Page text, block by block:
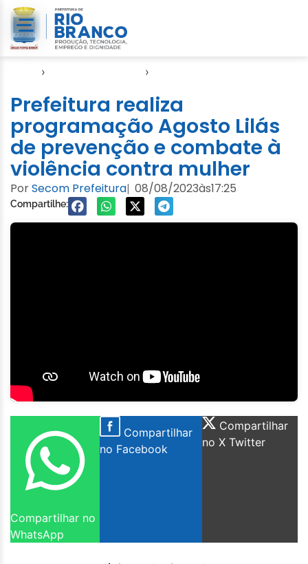
› ›
Prefeitura realiza
programação Agosto Lilás
de prevenção e combate à
violência contra mulher
PorSecom Prefeitura| 08/08/2023às17:25
Compartilhe:
Compartilhar no
WhatsApp
Compartilhar
no Facebook
Compartilhar
no X Twitter